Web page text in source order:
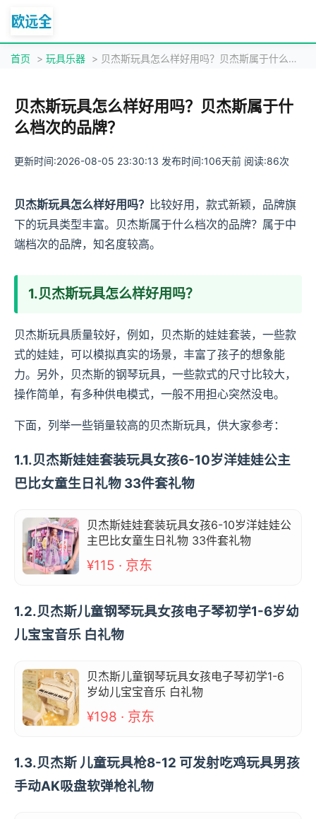
首页 > 玩具乐器 > 贝杰斯玩具怎么样好用吗？贝杰斯属于什么档次的品牌？
贝杰斯玩具怎么样好用吗？贝杰斯属于什
么档次的品牌？
更新时间:2026-08-05 23:30:13 发布时间:106天前 阅读:86次
贝杰斯玩具怎么样好用吗？ 比较好用，款式新颖，品牌旗
下的玩具类型丰富。贝杰斯属于什么档次的品牌？属于中
端档次的品牌，知名度较高。
1.贝杰斯玩具怎么样好用吗？
贝杰斯玩具质量较好，例如，贝杰斯的娃娃套装，一些款
式的娃娃，可以模拟真实的场景，丰富了孩子的想象能
力。另外，贝杰斯的钢琴玩具，一些款式的尺寸比较大，
操作简单，有多种供电模式，一般不用担心突然没电。
下面，列举一些销量较高的贝杰斯玩具，供大家参考：
1.1.贝杰斯娃娃套装玩具女孩6-10岁洋娃娃公主
巴比女童生日礼物 33件套礼物
贝杰斯娃娃套装玩具女孩6-10岁洋娃娃公
主巴比女童生日礼物 33件套礼物
¥115 · 京东
1.2.贝杰斯儿童钢琴玩具女孩电子琴初学1-6岁幼
儿宝宝音乐 白礼物
贝杰斯儿童钢琴玩具女孩电子琴初学1-6
岁幼儿宝宝音乐 白礼物
¥198 · 京东
1.3.贝杰斯 儿童玩具枪8-12 可发射吃鸡玩具男孩
手动AK吸盘软弹枪礼物